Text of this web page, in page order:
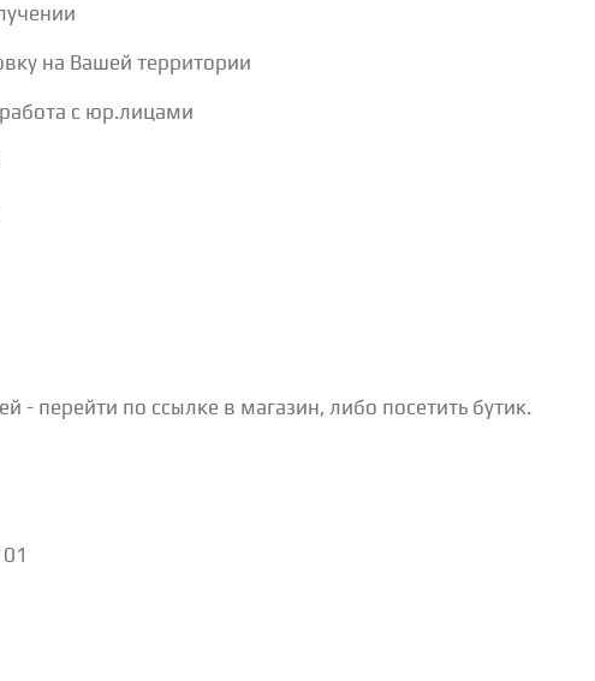
на Вашей территории
с юр.лицами
- перейти по ссылке в магазин, либо посетить бутик.